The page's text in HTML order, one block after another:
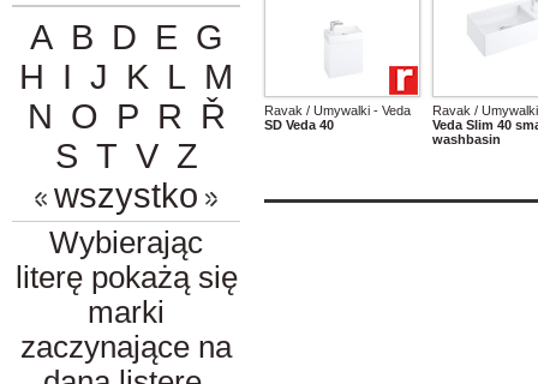
A B D E G
H I J K L M
N O P R Ř
S T V Z
wszystko
Wybierając
literę pokażą się
marki
zaczynające na
Ravak / Umywalki - Veda
SD Veda 40
Ravak /
Veda Slim 40
washbasin